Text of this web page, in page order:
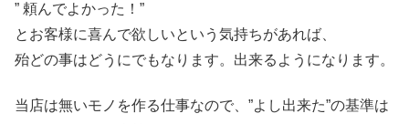
” 頼んでよかった！”
とお客様に喜んで欲しいという気持ちがあれば、
殆どの事はどうにでもなります。出来るようになります。
当店は無いモノを作る仕事なので、”よし出来た”の基準は